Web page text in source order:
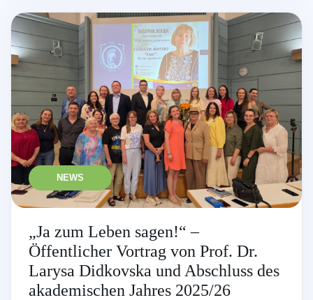
NEWS
„Ja zum Leben sagen!“ –
Öffentlicher Vortrag von Prof. Dr.
Larysa Didkovska und Abschluss des
akademischen Jahres 2025/26